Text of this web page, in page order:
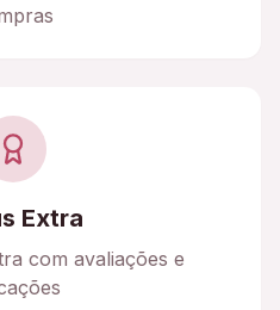
Extra
com avaliações e